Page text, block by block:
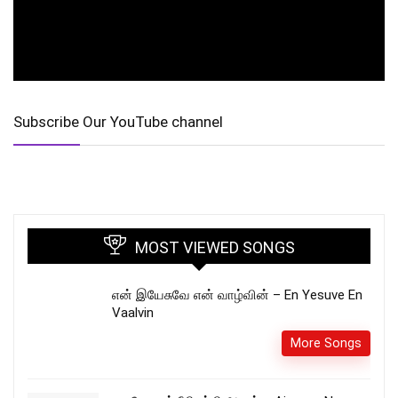
Subscribe Our YouTube channel
MOST VIEWED SONGS
என் இயேசுவே என் வாழ்வின் – En Yesuve En
Vaalvin
More Songs